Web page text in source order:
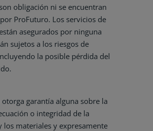
obligación ni se encuentran
ProFuturo. Los servicios de
asegurados por ninguna
sujetos a los riesgos de
la posible pérdida del
garantía alguna sobre la
o integridad de la
los materiales y expresamente